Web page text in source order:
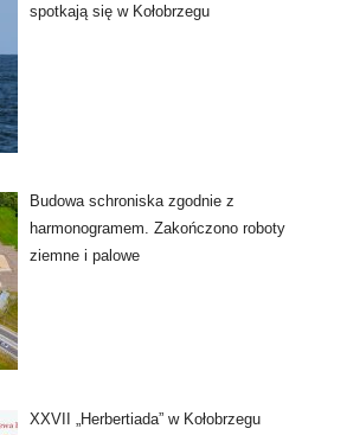
spotkają się w Kołobrzegu
Budowa schroniska zgodnie z
harmonogramem. Zakończono roboty
ziemne i palowe
XXVII „Herbertiada” w Kołobrzegu